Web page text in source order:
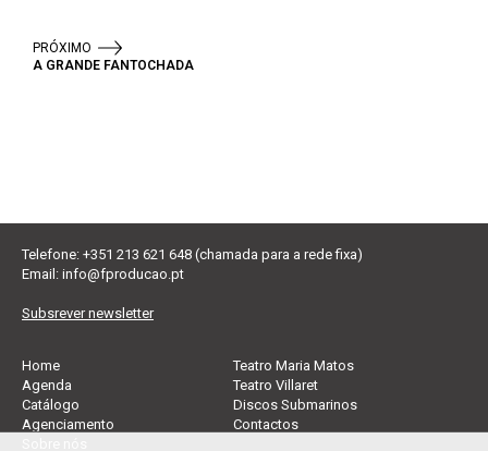
PRÓXIMO
A GRANDE FANTOCHADA
Telefone: +351 213 621 648 (chamada para a rede fixa)
Email: info@fproducao.pt
Subsrever newsletter
Home
Agenda
Catálogo
Agenciamento
Teatro Maria Matos
Teatro Villaret
Discos Submarinos
Contactos